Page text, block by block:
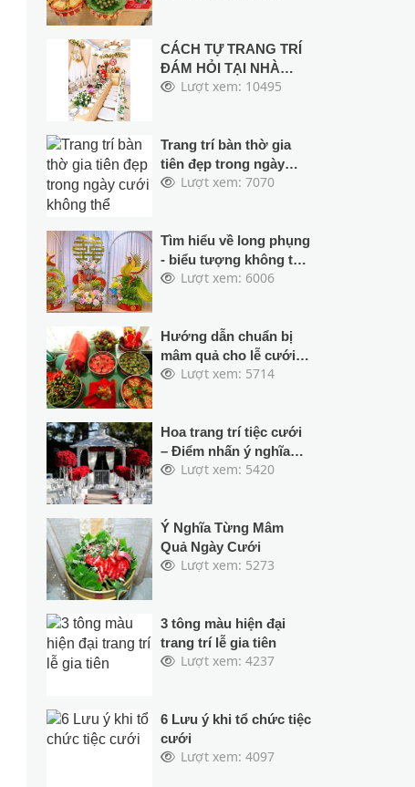
CÁCH TỰ TRANG TRÍ
ĐÁM HỎI TẠI NHÀ
ĐƠN GIẢN MÀ ĐẸP
Lượt xem: 10495
Trang trí bàn thờ gia
tiên đẹp trong ngày
cưới không thể không
Lượt xem: 7070
Tìm hiểu về long phụng
- biểu tượng không thể
thiếu trong đám cưới.
Lượt xem: 6006
Hướng dẫn chuẩn bị
mâm quả cho lễ cưới
hỏi Lượt xem: 5714
Hoa trang trí tiệc cưới
– Điểm nhấn ý nghĩa
ngày uyên ương kết
Lượt xem: 5420
Ý Nghĩa Từng Mâm
Quả Ngày Cưới
Lượt xem: 5273
3 tông màu hiện đại
trang trí lễ gia tiên
Lượt xem: 4237
6 Lưu ý khi tổ chức tiệc
cưới
Lượt xem: 4097